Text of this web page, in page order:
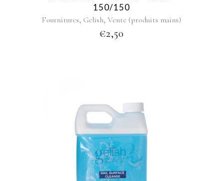
150/150
Fournitures, Gelish, Vente (produits mains)
€2,50